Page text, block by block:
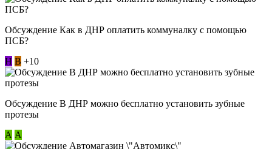
Обсуждение Как в ДНР оплатить коммуналку с помощью
ПСБ?
Н В +10
Обсуждение В ДНР можно бесплатно установить зубные
протезы
А А